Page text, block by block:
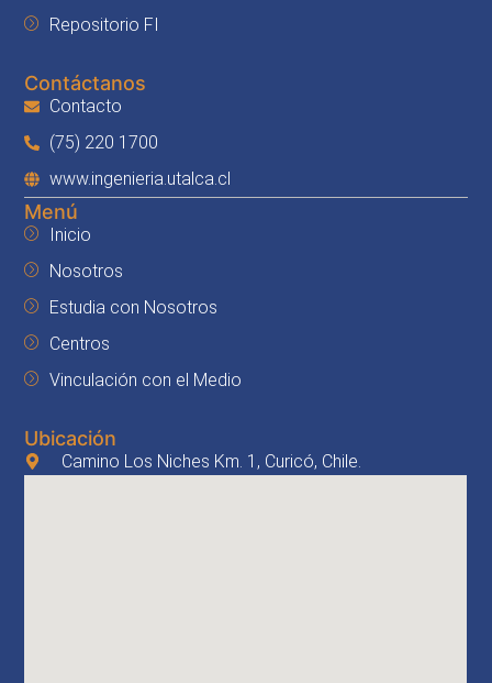
Repositorio FI
Contáctanos
Contacto
(75) 220 1700
www.ingenieria.utalca.cl
Menú
Inicio
Nosotros
Estudia con Nosotros
Centros
Vinculación con el Medio
Ubicación
Camino Los Niches Km. 1, Curicó, Chile.